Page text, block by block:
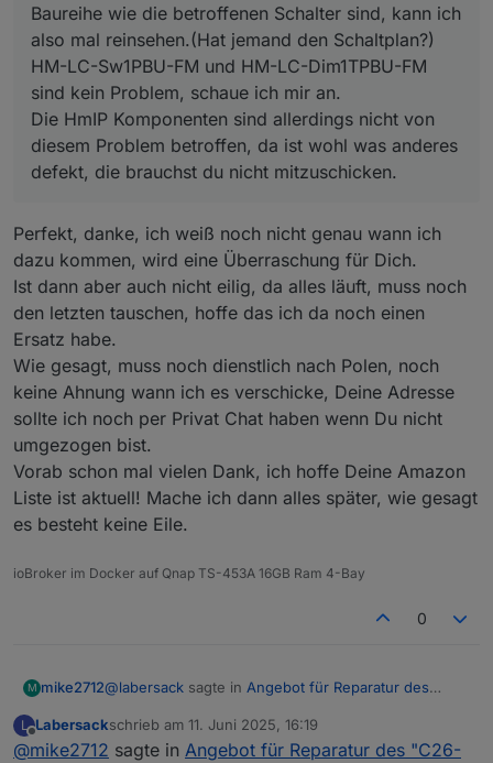
Baureihe wie die betroffenen Schalter sind, kann ich
also mal reinsehen.(Hat jemand den Schaltplan?)
HM-LC-Sw1PBU-FM und HM-LC-Dim1TPBU-FM
sind kein Problem, schaue ich mir an.
Die HmIP Komponenten sind allerdings nicht von
diesem Problem betroffen, da ist wohl was anderes
defekt, die brauchst du nicht mitzuschicken.
Perfekt, danke, ich weiß noch nicht genau wann ich
dazu kommen, wird eine Überraschung für Dich.
Ist dann aber auch nicht eilig, da alles läuft, muss noch
den letzten tauschen, hoffe das ich da noch einen
Ersatz habe.
Wie gesagt, muss noch dienstlich nach Polen, noch
keine Ahnung wann ich es verschicke, Deine Adresse
sollte ich noch per Privat Chat haben wenn Du nicht
umgezogen bist.
Vorab schon mal vielen Dank, ich hoffe Deine Amazon
Liste ist aktuell! Mache ich dann alles später, wie gesagt
es besteht keine Eile.
ioBroker im Docker auf Qnap TS-453A 16GB Ram 4-Bay
0
M mike2712@labersack sagte in Angebot für Reparatur des
@mike2712
L
Offline
Labersackschrieb am 11. Juni 2025, 16:19
zuletzt editiert von
@mike2712 sagte in Angebot für Reparatur des "C26-